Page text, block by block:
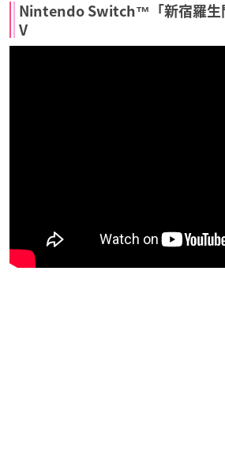
Nintendo Switch™「新宿羅生
V